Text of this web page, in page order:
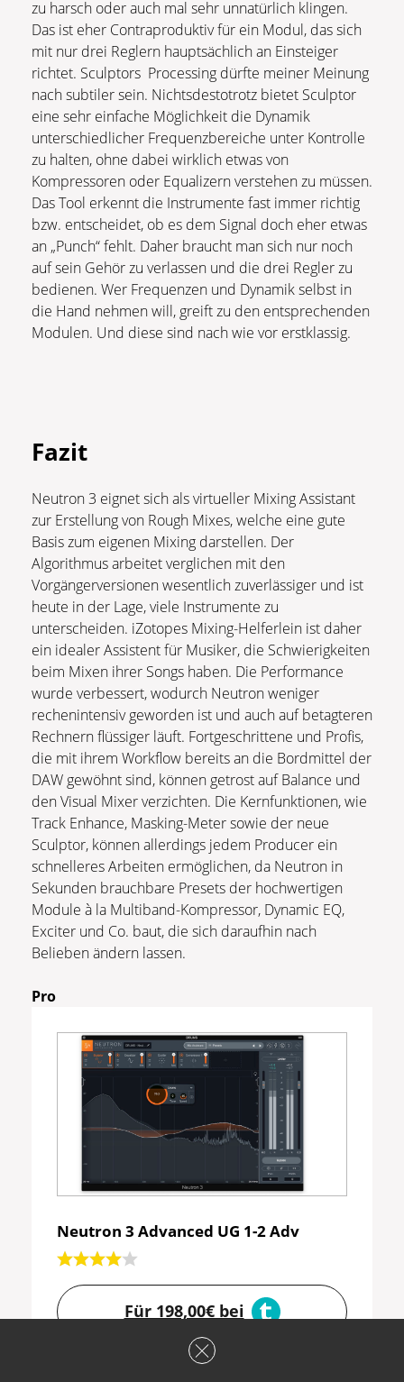
zu harsch oder auch mal sehr unnatürlich klingen.
Das ist eher Contraproduktiv für ein Modul, das sich
mit nur drei Reglern hauptsächlich an Einsteiger
richtet. Sculptors Processing dürfte meiner Meinung
nach subtiler sein. Nichtsdestotrotz bietet Sculptor
eine sehr einfache Möglichkeit die Dynamik
unterschiedlicher Frequenzbereiche unter Kontrolle
zu halten, ohne dabei wirklich etwas von
Kompressoren oder Equalizern verstehen zu müssen.
Das Tool erkennt die Instrumente fast immer richtig
bzw. entscheidet, ob es dem Signal doch eher etwas
an „Punch“ fehlt. Daher braucht man sich nur noch
auf sein Gehör zu verlassen und die drei Regler zu
bedienen. Wer Frequenzen und Dynamik selbst in
die Hand nehmen will, greift zu den entsprechenden
Modulen. Und diese sind nach wie vor erstklassig.
Fazit
Neutron 3 eignet sich als virtueller Mixing Assistant
zur Erstellung von Rough Mixes, welche eine gute
Basis zum eigenen Mixing darstellen. Der
Algorithmus arbeitet verglichen mit den
Vorgängerversionen wesentlich zuverlässiger und ist
heute in der Lage, viele Instrumente zu
unterscheiden. iZotopes Mixing-Helferlein ist daher
ein idealer Assistent für Musiker, die Schwierigkeiten
beim Mixen ihrer Songs haben. Die Performance
wurde verbessert, wodurch Neutron weniger
rechenintensiv geworden ist und auch auf betagteren
Rechnern flüssiger läuft. Fortgeschrittene und Profis,
die mit ihrem Workflow bereits an die Bordmittel der
DAW gewöhnt sind, können getrost auf Balance und
den Visual Mixer verzichten. Die Kernfunktionen, wie
Track Enhance, Masking-Meter sowie der neue
Sculptor, können allerdings jedem Producer ein
schnelleres Arbeiten ermöglichen, da Neutron in
Sekunden brauchbare Presets der hochwertigen
Module à la Multiband-Kompressor, Dynamic EQ,
Exciter und Co. baut, die sich daraufhin nach
Belieben ändern lassen.
Pro
Neutron 3 Advanced UG 1-2 Adv
Für 198,00€ bei